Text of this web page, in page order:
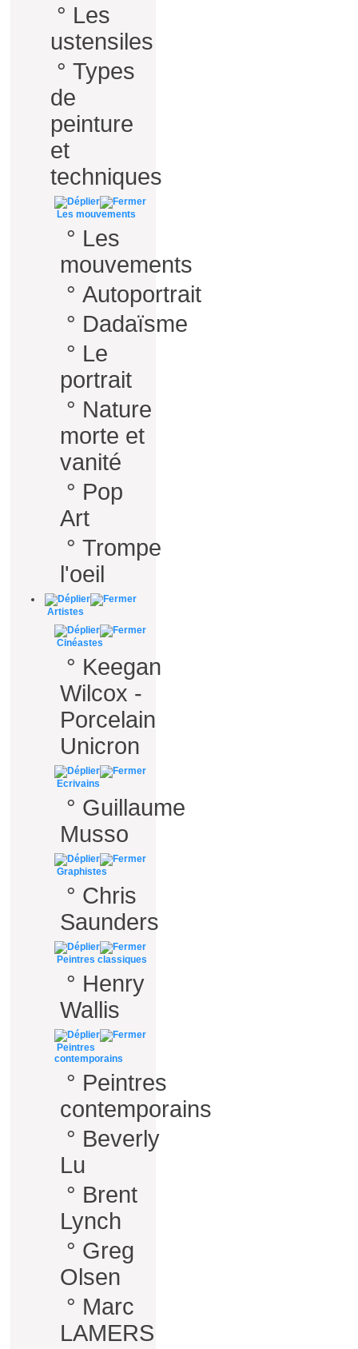
° Les
ustensiles
° Types
de
peinture
et
techniques
Les mouvements
° Les
mouvements
° Autoportrait
° Dadaïsme
° Le
portrait
° Nature
morte et
vanité
° Pop
Art
° Trompe
l'oeil
Artistes
Cinéastes
° Keegan
Wilcox -
Porcelain
Unicron
Ecrivains
° Guillaume
Musso
Graphistes
° Chris
Saunders
Peintres classiques
° Henry
Wallis
Peintres
contemporains
° Peintres
contemporains
° Beverly
Lu
° Brent
Lynch
° Greg
Olsen
° Marc
LAMERS